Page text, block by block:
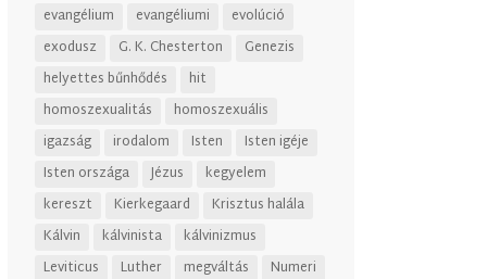
evangélium
evangéliumi
evolúció
exodusz
G. K. Chesterton
Genezis
helyettes bűnhődés
hit
homoszexualitás
homoszexuális
igazság
irodalom Isten
Isten igéje
Isten országa
Jézus
kegyelem
kereszt
Kierkegaard
Krisztus halála
Kálvin
kálvinista
kálvinizmus
Leviticus
Luther megváltás Numeri